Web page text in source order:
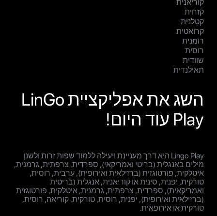
קוריאנית
קזחית
קטלנית
קרואטית
רומנית
רוסית
שוודית
תאילנדית
השג את אפליקציית LinGo
Play עוד היום!
Lingo Play היא דרך מעניינת ויעילה ללמוד שפות זרות ולשנן
מילים באנגלית (בריטי ואמריקאי), ספרדית, צרפתית, גרמנית,
איטלקית, פורטוגזית (ברזילאית ואירופית), ערבית, רוסית,
טורקית, יפנית, סינית או קוריאנית, אנגלית (בריטית
ואמריקאית), ספרדית, צרפתית, גרמנית, איטלקית, פורטוגזית
(ברזילאית ואירופית), יפנית, רוסית, טורקית, קוריאה, רוסית,
טורקית או אירופאית.